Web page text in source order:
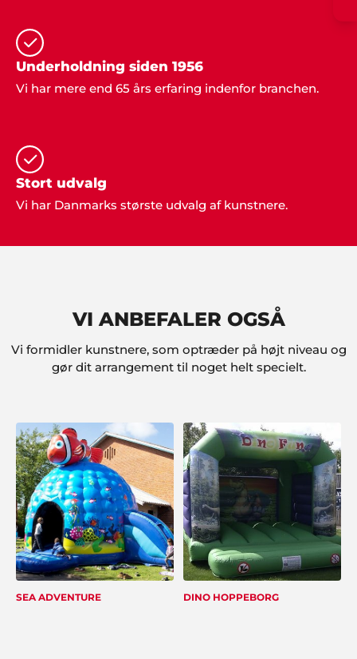
har sparet en masse tid og kræfter. Stor tak fra os.
Festen blev helt forrygende".
god inspiration og dialog gennem hele processen".
Merete Møller og sønner
"Vi er blevet de nye festarrangører i familien efter
Kim Thorsted, Sæby
"Super arrangement. Vi fik god betjening hos
Showbizz Danmark".
Underholdning siden 1956
Vi har mere end 65 års erfaring indenfor branchen.
Stort udvalg
Vi har Danmarks største udvalg af kunstnere.
VI ANBEFALER OGSÅ
Vi formidler kunstnere, som optræder på højt niveau og
gør dit arrangement til noget helt specielt.
SEA ADVENTURE DINO HOPPEBORG